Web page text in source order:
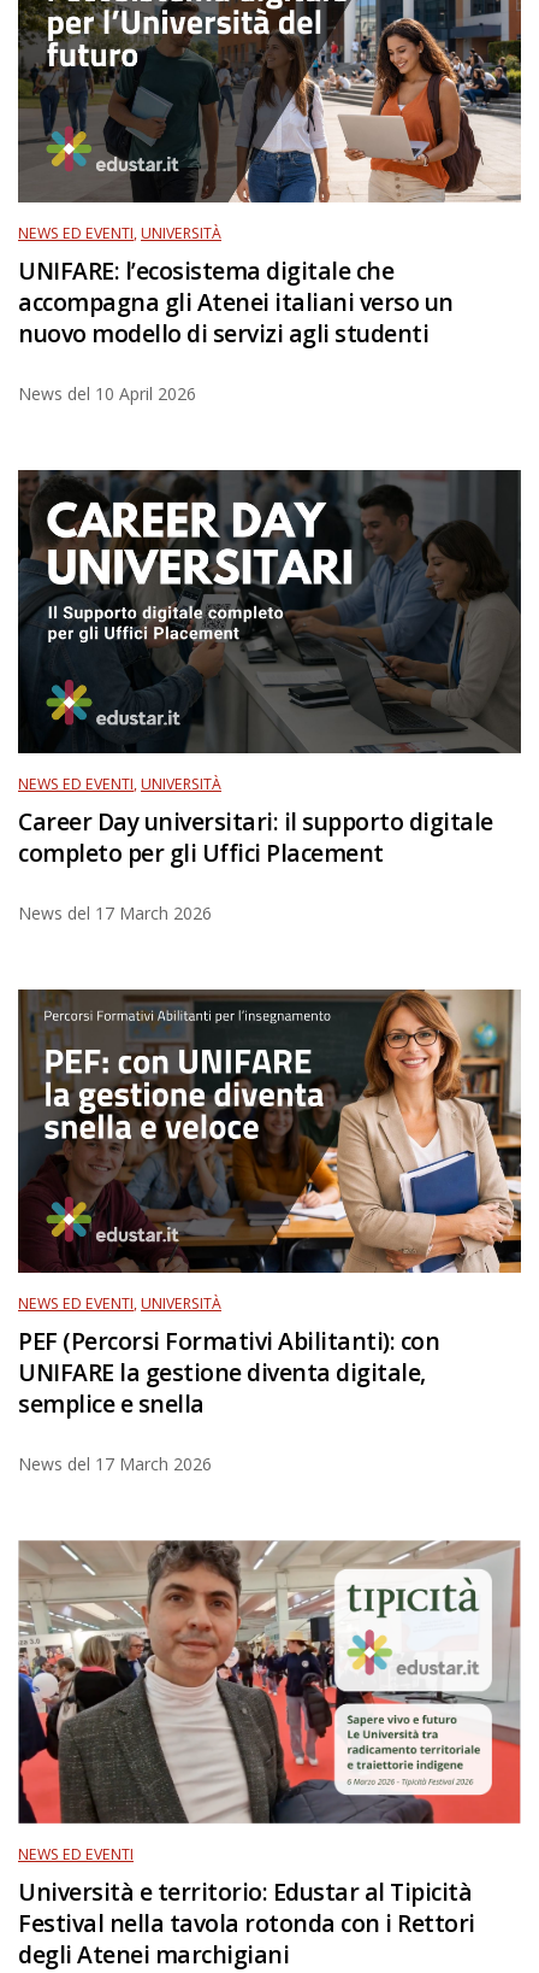
NEWS ED EVENTI,UNIVERSITÀ
UNIFARE: l’ecosistema digitale che
accompagna gli Atenei italiani verso un
nuovo modello di servizi agli studenti
News del 10 April 2026
NEWS ED EVENTI,UNIVERSITÀ
Career Day universitari: il supporto digitale
completo per gli Uffici Placement
News del 17 March 2026
NEWS ED EVENTI,UNIVERSITÀ
PEF (Percorsi Formativi Abilitanti): con
UNIFARE la gestione diventa digitale,
semplice e snella
News del 17 March 2026
NEWS ED EVENTI
Università e territorio: Edustar al Tipicità
Festival nella tavola rotonda con i Rettori
degli Atenei marchigiani